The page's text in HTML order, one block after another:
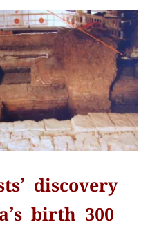
discovery
birth 300